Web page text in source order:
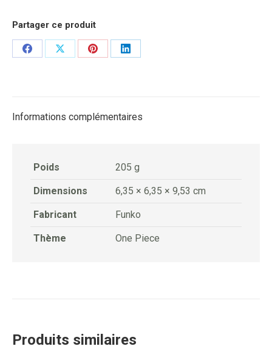
Partager ce produit
Share
Share
Share
Share
Informations complémentaires
Poids 205 g
Dimensions 6,35 × 6,35 × 9,53 cm
Fabricant Funko
Thème One Piece
Produits similaires